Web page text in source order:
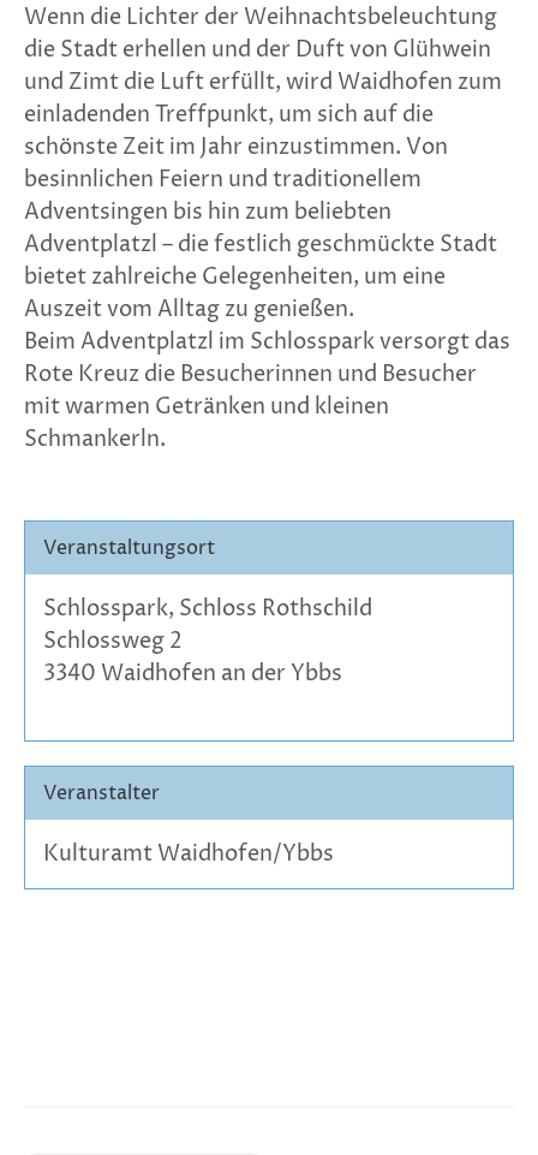
Wenn die Lichter der Weihnachtsbeleuchtung
die Stadt erhellen und der Duft von Glühwein
und Zimt die Luft erfüllt, wird Waidhofen zum
einladenden Treffpunkt, um sich auf die
schönste Zeit im Jahr einzustimmen. Von
besinnlichen Feiern und traditionellem
Adventsingen bis hin zum beliebten
Adventplatzl – die festlich geschmückte Stadt
bietet zahlreiche Gelegenheiten, um eine
Auszeit vom Alltag zu genießen.
Beim Adventplatzl im Schlosspark versorgt das
Rote Kreuz die Besucherinnen und Besucher
mit warmen Getränken und kleinen
Schmankerln.
Veranstaltungsort
Schlosspark, Schloss Rothschild
Schlossweg 2
3340 Waidhofen an der Ybbs
Veranstalter
Kulturamt Waidhofen/Ybbs